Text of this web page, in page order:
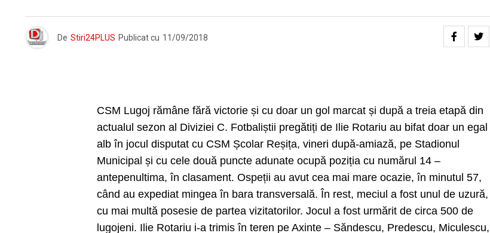
De Stiri24PLUS Publicat cu 11/09/2018
CSM Lugoj rămâne fără victorie și cu doar un gol marcat și după a treia etapă din
actualul sezon al Diviziei C. Fotbaliștii pregătiți de Ilie Rotariu au bifat doar un egal
alb în jocul disputat cu CSM Școlar Reșița, vineri după-amiază, pe Stadionul
Municipal și cu cele două puncte adunate ocupă poziția cu numărul 14 –
antepenultima, în clasament. Ospeții au avut cea mai mare ocazie, în minutul 57,
când au expediat mingea în bara transversală. În rest, meciul a fost unul de uzură,
cu mai multă posesie de partea vizitatorilor. Jocul a fost urmărit de circa 500 de
lugojeni. Ilie Rotariu i-a trimis în teren pe Axinte – Săndescu, Predescu, Miculescu,